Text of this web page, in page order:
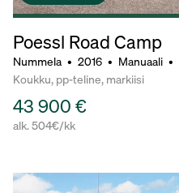
Poessl Road Camp
Nummela • 2016 • Manuaali •
Koukku, pp-teline, markiisi
43 900 €
alk. 504€/kk